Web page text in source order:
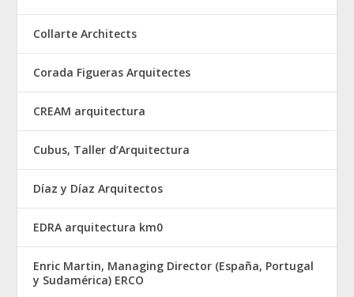
Collarte Architects
Corada Figueras Arquitectes
CREAM arquitectura
Cubus, Taller d’Arquitectura
Díaz y Díaz Arquitectos
EDRA arquitectura km0
Enric Martin, Managing Director (España, Portugal
y Sudamérica) ERCO